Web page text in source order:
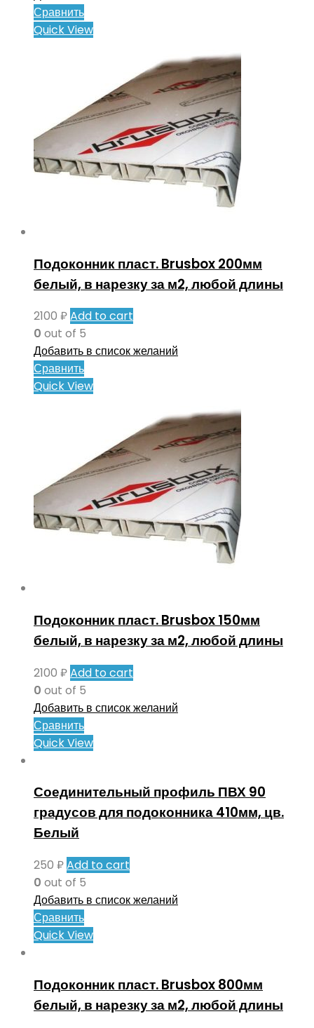
Сравнить
Quick View
Подоконник пласт. Brusbox 200мм
белый, в нарезку за м2, любой длины
2100 ₽Add to cart
0 out of 5
Добавить в список желаний
Сравнить
Quick View
Подоконник пласт. Brusbox 150мм
белый, в нарезку за м2, любой длины
2100 ₽Add to cart
0 out of 5
Добавить в список желаний
Сравнить
Quick View
Соединительный профиль ПВХ 90
градусов для подоконника 410мм, цв.
Белый
250 ₽Add to cart
0 out of 5
Добавить в список желаний
Сравнить
Quick View
Подоконник пласт. Brusbox 800мм
белый, в нарезку за м2, любой длины